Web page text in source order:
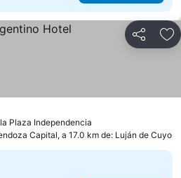
Compartir
Plaza Independencia
Capital, a 17.0 km de: Luján de Cuyo